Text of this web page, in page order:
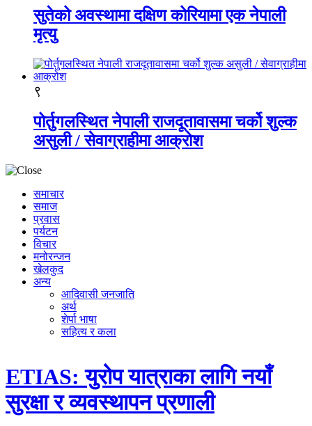
सुतेको अवस्थामा दक्षिण कोरियामा एक नेपाली
मृत्यु
९
पोर्तुगलस्थित नेपाली राजदूतावासमा चर्को शुल्क
असुली / सेवाग्राहीमा आक्रोश
समाचार
समाज
प्रवास
पर्यटन
विचार
मनोरन्जन
खेलकुद
अन्य
आदिवासी जनजाति
अर्थ
शेर्पा भाषा
सहित्य र कला
ETIAS: युरोप यात्राका लागि नयाँ
सुरक्षा र व्यवस्थापन प्रणाली